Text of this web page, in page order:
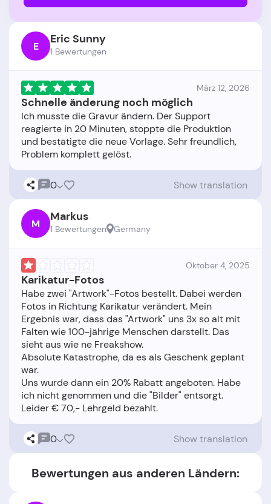
E Eric Sunny
1 Bewertungen
März 12, 2026
Schnelle änderung noch möglich
Ich musste die Gravur ändern. Der Support
reagierte in 20 Minuten, stoppte die Produktion
und bestätigte die neue Vorlage. Sehr freundlich,
0 Show translation
M Markus
1 Bewertungen Germany
Oktober 4, 2025
Karikatur-Fotos
Habe zwei "Artwork"-Fotos bestellt. Dabei werden
Fotos in Richtung Karikatur verändert. Mein
Ergebnis war, dass das "Artwork" uns 3x so alt mit
Falten wie 100-jährige Menschen darstellt. Das
sieht aus wie ne Freakshow.
Absolute Katastrophe, da es als Geschenk geplant
war.
Uns wurde dann ein 20% Rabatt angeboten. Habe
ich nicht genommen und die "Bilder" entsorgt.
0 Show translation
Bewertungen aus anderen Ländern: